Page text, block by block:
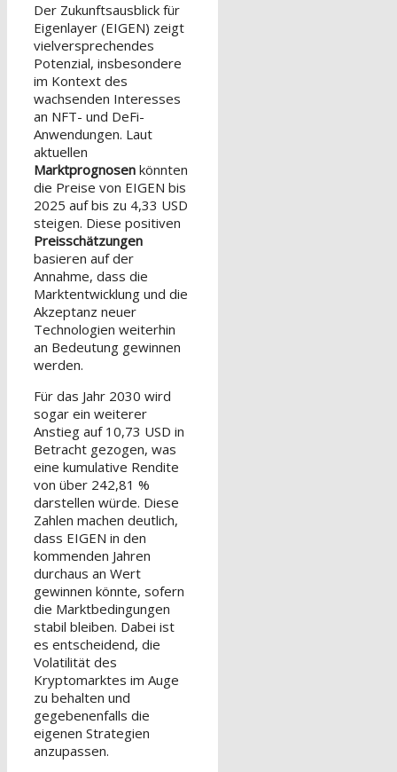
Der Zukunftsausblick für
Eigenlayer (EIGEN) zeigt
vielversprechendes
Potenzial, insbesondere
im Kontext des
wachsenden Interesses
an NFT- und DeFi-
Anwendungen. Laut
aktuellen
Marktprognosen könnten
die Preise von EIGEN bis
2025 auf bis zu 4,33 USD
steigen. Diese positiven
Preisschätzungen
basieren auf der
Annahme, dass die
Marktentwicklung und die
Akzeptanz neuer
Technologien weiterhin
an Bedeutung gewinnen
werden.
Für das Jahr 2030 wird
sogar ein weiterer
Anstieg auf 10,73 USD in
Betracht gezogen, was
eine kumulative Rendite
von über 242,81 %
darstellen würde. Diese
Zahlen machen deutlich,
dass EIGEN in den
kommenden Jahren
durchaus an Wert
gewinnen könnte, sofern
die Marktbedingungen
stabil bleiben. Dabei ist
es entscheidend, die
Volatilität des
Kryptomarktes im Auge
zu behalten und
gegebenenfalls die
eigenen Strategien
anzupassen.